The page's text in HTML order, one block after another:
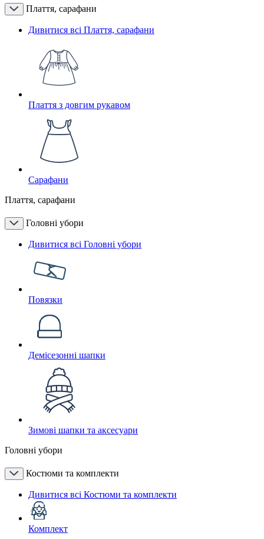
Плаття, сарафани
Дивитися всі Плаття, сарафани
Плаття з довгим рукавом
Сарафани
Плаття, сарафани
Головні убори
Дивитися всі Головні убори
Повязки
Демісезонні шапки
Зимові шапки та аксесуари
Головні убори
Костюми та комплекти
Дивитися всі Костюми та комплекти
Комплект